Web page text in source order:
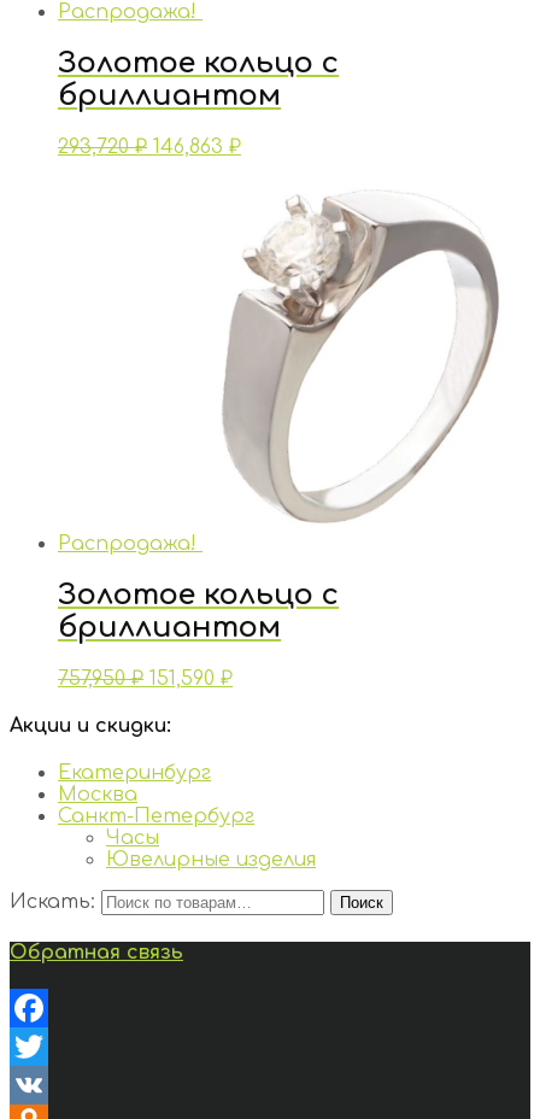
Распродажа!
Золотое кольцо с
бриллиантом
293,720₽ 146,863 ₽
Распродажа!
Золотое кольцо с
бриллиантом
757,950₽ 151,590 ₽
Акции и скидки:
Екатеринбург
Москва
Санкт-Петербург
Часы
Ювелирные изделия
Искать:
Поиск
Обратная связь
Facebook
Twitter